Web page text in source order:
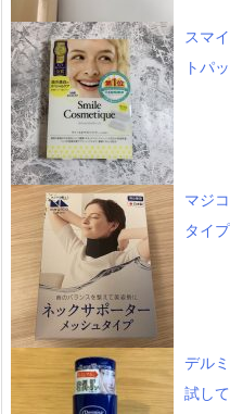
スマ
トパ
マジ
タイ
デル
試し